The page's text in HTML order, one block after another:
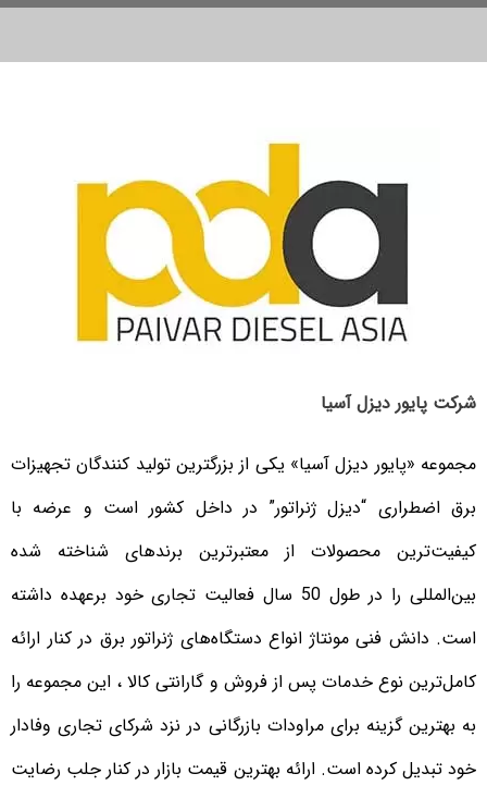
شرکت پایور دیزل آسیا
مجموعه «پایور دیزل آسیا» یکی از بزرگترین تولید کنندگان تجهیزات
برق اضطراری “دیزل ژنراتور” در داخل کشور است و عرضه با
کیفیت‌ترین محصولات از معتبرترین برندهای شناخته شده
بین‌المللی را در طول 50 سال فعالیت تجاری خود برعهده داشته
است. دانش فنی مونتاژ انواع دستگاه‌های ژنراتور برق در کنار ارائه
کامل‌ترین نوع خدمات پس از فروش و گارانتی کالا ، این مجموعه را
به بهترین گزینه برای مراودات بازرگانی در نزد شرکای تجاری وفادار
خود تبدیل کرده است. ارائه بهترین قیمت بازار در کنار جلب رضایت